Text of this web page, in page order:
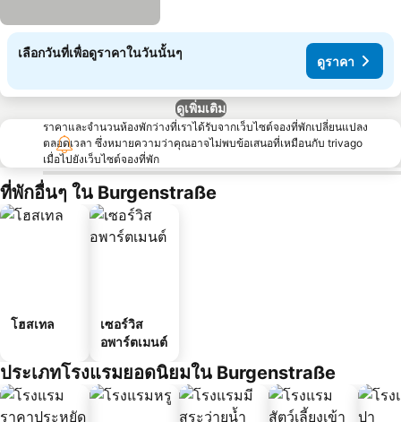
เลือกวันที่เพื่อดูราคาในวันนั้นๆ
ดูราคา
ดูเพิ่มเติม
ราคาและจำนวนห้องพักว่างที่เราได้รับจากเว็บไซต์จองที่พักเปลี่ยนแปลง
ตลอดเวลา ซึ่งหมายความว่าคุณอาจไม่พบข้อเสนอที่เหมือนกับ trivago
เมื่อไปยังเว็บไซต์จองที่พัก
ที่พักอื่นๆ ใน Burgenstraße
โฮสเทล
เซอร์วิส
อพาร์ตเมนต์
ประเภทโรงแรมยอดนิยมใน Burgenstraße